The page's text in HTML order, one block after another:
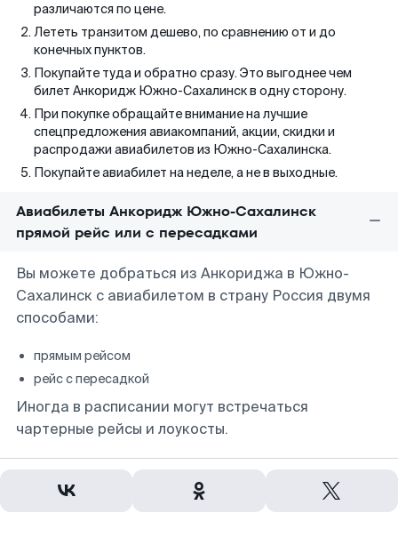
различаются по цене.
Лететь транзитом дешево, по сравнению от и до
конечных пунктов.
Покупайте туда и обратно сразу. Это выгоднее чем
билет Анкоридж Южно-Сахалинск в одну сторону.
При покупке обращайте внимание на лучшие
спецпредложения авиакомпаний, акции, скидки и
распродажи авиабилетов из Южно-Сахалинска.
Покупайте авиабилет на неделе, а не в выходные.
Авиабилеты Анкоридж Южно-Сахалинск
прямой рейс или с пересадками
Вы можете добраться из Анкориджа в Южно-
Сахалинск с авиабилетом в страну Россия двумя
способами:
прямым рейсом
рейс с пересадкой
Иногда в расписании могут встречаться
чартерные рейсы и лоукосты.